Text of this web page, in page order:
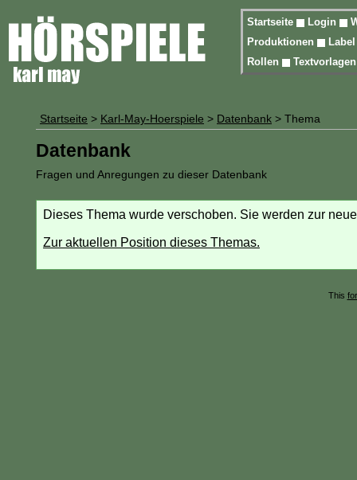
Startseite Login
Produktionen
Rollen
Startseite > Karl-May-Hoerspiele > Datenbank > Thema
Datenbank
Fragen und Anregungen zu dieser Datenbank
Dieses Thema wurde verschoben. Sie werden zur
Zur aktuellen Position dieses Themas.
This